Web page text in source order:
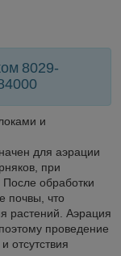
8029-
и
для аэрации
при
обработки
почвы, что
растений. Аэрация
проведение
отсутствия